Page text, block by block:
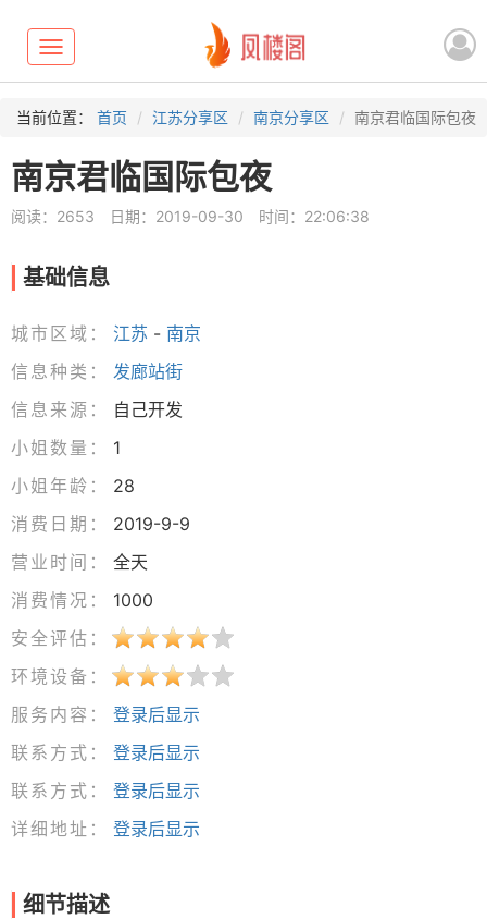
Toggle
navigation
当前位置： 首页 江苏分享区 南京分享区 南京君临国际包夜
南京君临国际包夜
阅读：2653 日期：2019-09-30 时间：22:06:38
基础信息
城市区域： 江苏 - 南京
信息种类：
发廊站街
信息来源：
自己开发
小姐数量：
1
小姐年龄：
28
消费日期：
2019-9-9
营业时间：
全天
消费情况：
1000
安全评估：
环境设备：
服务内容：
登录后显示
联系方式：
登录后显示
联系方式：
登录后显示
详细地址：
登录后显示
细节描述